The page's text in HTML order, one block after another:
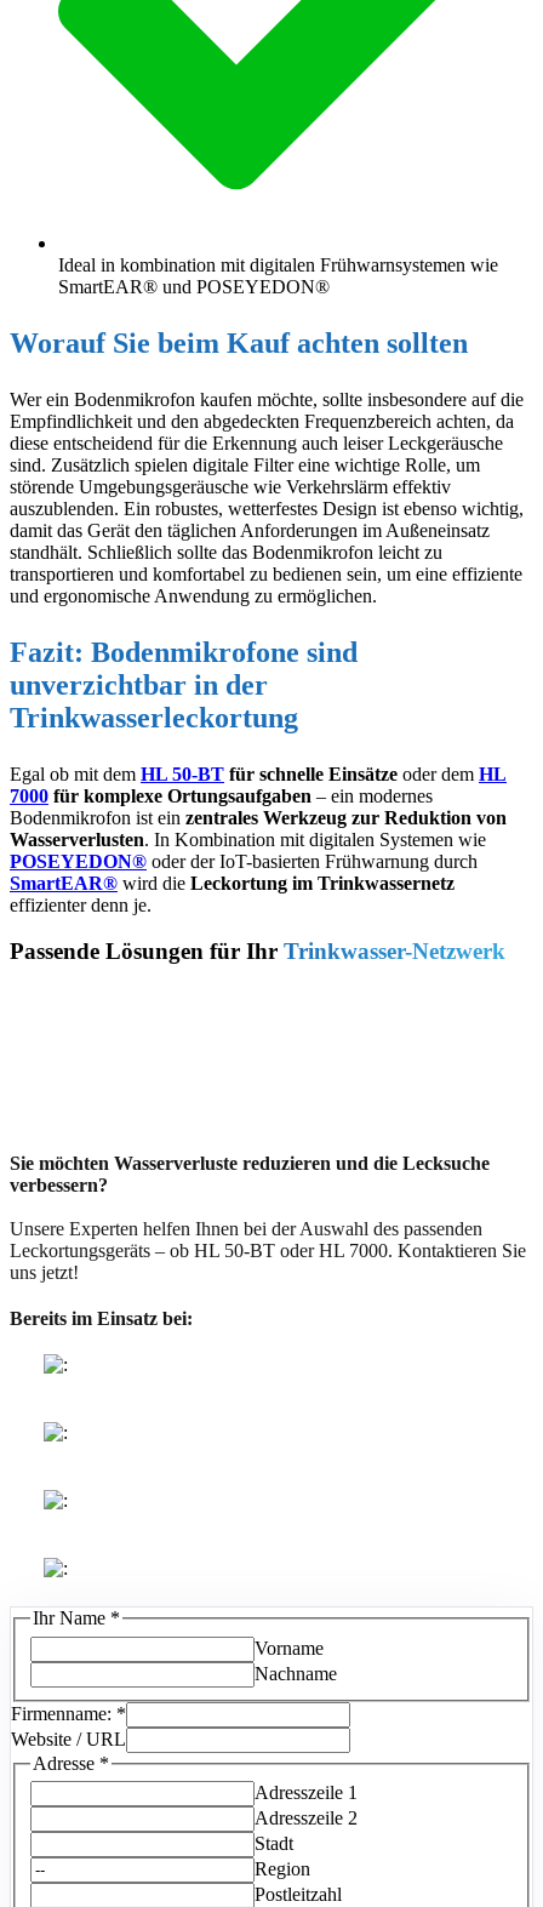
Ideal in kombination mit digitalen Frühwarnsystemen wie
SmartEAR® und POSEYEDON®
Worauf Sie beim Kauf achten sollten
Wer ein Bodenmikrofon kaufen möchte, sollte insbesondere auf die
Empfindlichkeit und den abgedeckten Frequenzbereich achten, da
diese entscheidend für die Erkennung auch leiser Leckgeräusche
sind. Zusätzlich spielen digitale Filter eine wichtige Rolle, um
störende Umgebungsgeräusche wie Verkehrslärm effektiv
auszublenden. Ein robustes, wetterfestes Design ist ebenso wichtig,
damit das Gerät den täglichen Anforderungen im Außeneinsatz
standhält. Schließlich sollte das Bodenmikrofon leicht zu
transportieren und komfortabel zu bedienen sein, um eine effiziente
und ergonomische Anwendung zu ermöglichen.
Fazit: Bodenmikrofone sind
unverzichtbar in der
Trinkwasserleckortung
Egal ob mit dem HL 50-BT für schnelle Einsätze oder dem HL
7000 für komplexe Ortungsaufgaben – ein modernes
Bodenmikrofon ist ein zentrales Werkzeug zur Reduktion von
Wasserverlusten. In Kombination mit digitalen Systemen wie
POSEYEDON® oder der IoT-basierten Frühwarnung durch
SmartEAR® wird die Leckortung im Trinkwassernetz
effizienter denn je.
Passende Lösungen für Ihr Trinkwasser-Netzwerk
Sie möchten Wasserverluste reduzieren und die Lecksuche
verbessern?
Unsere Experten helfen Ihnen bei der Auswahl des passenden
Leckortungsgeräts – ob HL 50-BT oder HL 7000. Kontaktieren Sie
uns jetzt!
Bereits im Einsatz bei:
Ihr Name *
Vorname
Nachname
Produkt
URL
Firmenname: *
Website / URL
Adresse *
Adresszeile 1
Adresszeile 2
Stadt
Region
Postleitzahl